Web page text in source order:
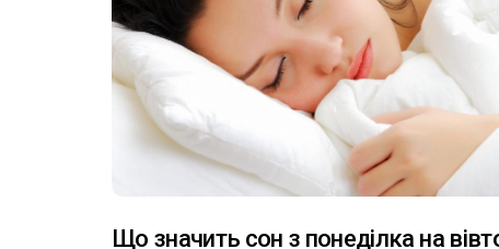
Що значить сон з понеділка на